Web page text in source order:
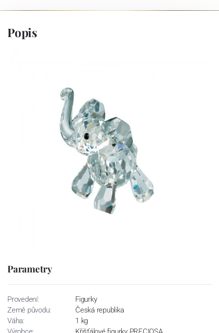
Popis
Parametry
Provedení:
Figurky
Země původu:
Česká republika
Váha:
1 kg